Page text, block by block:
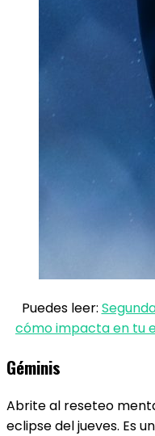
Puedes leer:
cómo impacta en tu
Géminis
Abrite al reseteo
eclipse del jueves. Es